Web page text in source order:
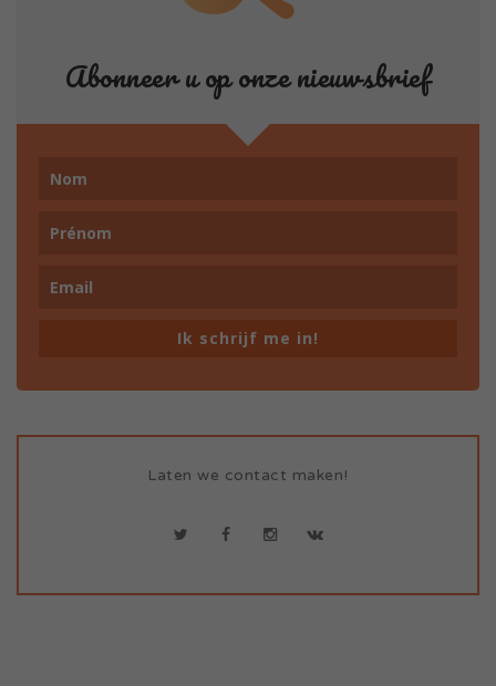
Abonneer u op onze nieuwsbrief
Ik schrijf me in!
Laten we contact maken!